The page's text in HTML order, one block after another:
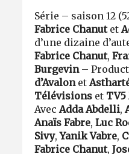
Série – saison 12
Fabrice Chanut et
d’une dizaine
Fabrice Chanut,
Burgevin–
d’Avalon et
Télévisions et TV5
Avec Adda Abdelli,
Anaïs Fabre, Luc
Sivy, Yanik Vabre,
Fabrice Chanut,